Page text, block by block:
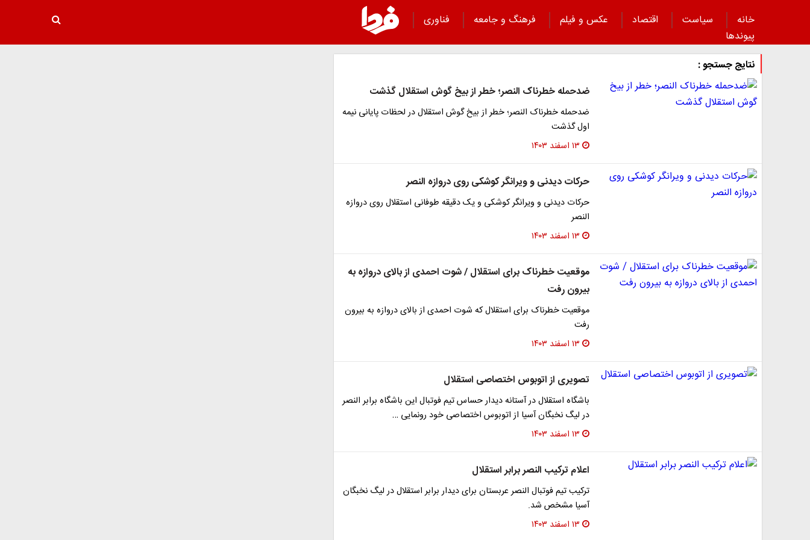
خانه سیاست اقتصاد عکس و فیلم فرهنگ و جامعه
فناوری
پیوند‌ها
نتایج جستجو :
ضدحمله خطرناک النصر؛ خطر از بیخ گوش استقلال گذشت
ضدحمله خطرناک النصر؛ خطر از بیخ گوش استقلال در لحظات پایانی نیمه
اول گذشت
۱۳ اسفند ۱۴۰۳
حرکات دیدنی و ویرانگر کوشکی روی دروازه النصر
حرکات دیدنی و ویرانگر کوشکی و یک دقیقه طوفانی استقلال روی دروازه
النصر
۱۳ اسفند ۱۴۰۳
موقعیت خطرناک برای استقلال / شوت احمدی از بالای دروازه به
بیرون رفت
موقعیت خطرناک برای استقلال که شوت احمدی از بالای دروازه به بیرون
رفت
۱۳ اسفند ۱۴۰۳
تصویری از اتوبوس اختصاصی استقلال
باشگاه استقلال در آستانه دیدار حساس تیم فوتبال این باشگاه برابر النصر
در لیگ نخبگان آسیا از اتوبوس اختصاصی خود رونمایی …
۱۳ اسفند ۱۴۰۳
اعلام ترکیب النصر برابر استقلال
ترکیب تیم فوتبال النصر عربستان برای دیدار برابر استقلال در لیگ نخبگان
آسیا مشخص شد.
۱۳ اسفند ۱۴۰۳